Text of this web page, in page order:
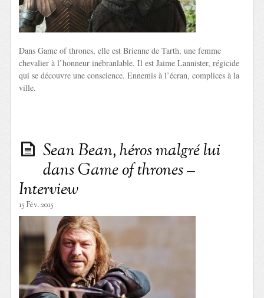
Dans Game of thrones, elle est Brienne de Tarth, une femme
chevalier à l’honneur inébranlable. Il est Jaime Lannister, régicide
qui se découvre une conscience. Ennemis à l’écran, complices à la
ville.
Sean Bean, héros malgré lui
dans Game of thrones –
Interview
15 Fév. 2015